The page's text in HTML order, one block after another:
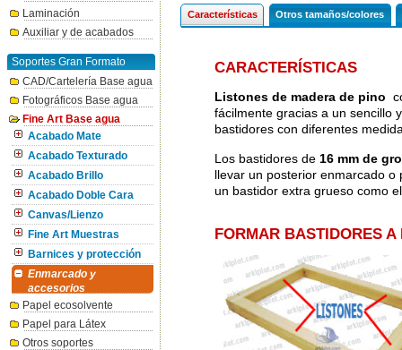
Laminación
Auxiliar y de acabados
Soportes Gran Formato
CAD/Cartelería Base agua
Fotográficos Base agua
Fine Art Base agua
Acabado Mate
Acabado Texturado
Acabado Brillo
Acabado Doble Cara
Canvas/Lienzo
Fine Art Muestras
Barnices y protección
Enmarcado y
accesorios
Papel ecosolvente
Papel para Látex
Otros soportes
Características Otros tamaños/colores
CARACTERÍSTICAS
Listones de madera de pino
fácilmente gracias a un sencillo
bastidores con diferentes
Los bastidores de 16 mm de
llevar un posterior enmarcado
un bastidor extra grueso como
FORMAR BASTIDORES